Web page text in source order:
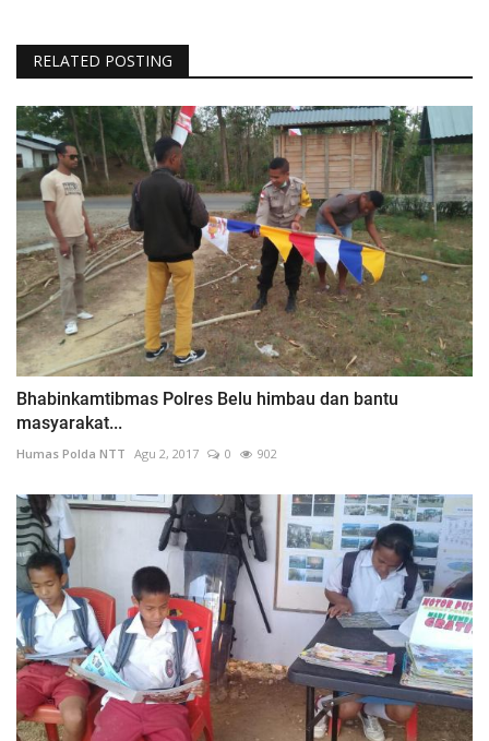
RELATED POSTING
Bhabinkamtibmas Polres Belu himbau dan bantu
masyarakat...
Humas Polda NTT Agu 2, 2017 0 902